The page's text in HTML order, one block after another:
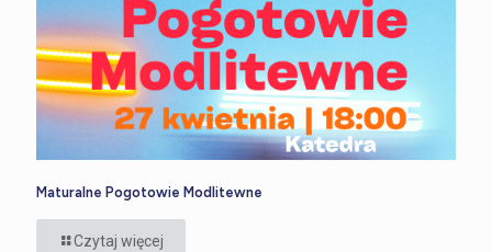
Maturalne Pogotowie Modlitewne
Czytaj więcej